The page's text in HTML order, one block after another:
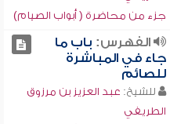
جزء من محاضرة ( أبواب الصيام)
الفهرس: باب ما
جاء في المباشرة
للصائم
للشيخ: عبد العزيز بن مرزوق
الطريفي